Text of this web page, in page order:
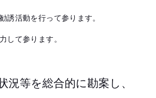
活動を行って参ります。
して参ります。
等を総合的に勘案し、